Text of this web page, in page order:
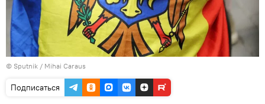
© Sputnik / Mihai Caraus
Подписаться